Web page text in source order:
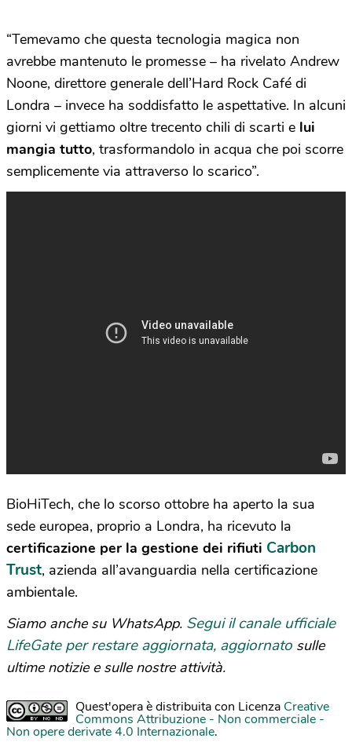
“Temevamo che questa tecnologia magica non
avrebbe mantenuto le promesse – ha rivelato Andrew
Noone, direttore generale dell’Hard Rock Café di
Londra – invece ha soddisfatto le aspettative. In alcuni
giorni vi gettiamo oltre trecento chili di scarti e lui
mangia tutto, trasformandolo in acqua che poi scorre
semplicemente via attraverso lo scarico”.
BioHiTech, che lo scorso ottobre ha aperto la sua
sede europea, proprio a Londra, ha ricevuto la
certificazione per la gestione dei rifiuti Carbon
Trust, azienda all’avanguardia nella certificazione
ambientale.
Siamo anche su WhatsApp. Segui il canale ufficiale
LifeGate per restare aggiornata, aggiornato sulle
ultime notizie e sulle nostre attività.
Quest'opera è distribuita con Licenza Creative
Commons Attribuzione - Non commerciale -
Non opere derivate 4.0 Internazionale.